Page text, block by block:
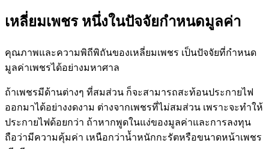
เหลี่ยมเพชร หนึ่งในปัจจัยกำหนดมูลค่า
คุณภาพและความพิถีพิถันของเหลี่ยมเพชร เป็นปัจจัยที่กำหนด
มูลค่าเพชรได้อย่างมหาศาล
ถ้าเพชรมีด้านต่างๆ ที่สมส่วน ก็จะสามารถสะท้อนประกายไฟ
ออกมาได้อย่างงดงาม ต่างจากเพชรที่ไม่สมส่วน เพราะจะทำให้
ประกายไฟด้อยกว่า ถ้าหากพูดในแง่ของมูลค่าและการลงทุน
ถือว่ามีความคุ้มค่า เหนือกว่าน้ำหนักกะรัตหรือขนาดหน้าเพชร